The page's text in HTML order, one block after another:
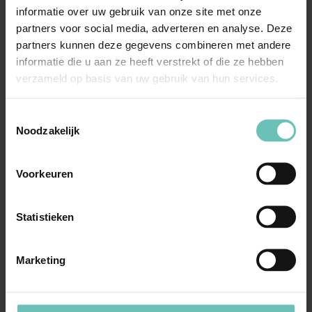
informatie over uw gebruik van onze site met onze
partners voor social media, adverteren en analyse. Deze
partners kunnen deze gegevens combineren met andere
informatie die u aan ze heeft verstrekt of die ze hebben
verzameld op basis van uw gebruik van hun services.
Noodzakelijk
Voorkeuren
Statistieken
Marketing
Meer nieuws
Laptop ingeleverd bij einde dienstverband: